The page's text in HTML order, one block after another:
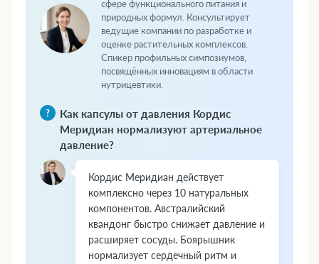
сфере функционального питания и
природных формул. Консультирует
ведущие компании по разработке и
оценке растительных комплексов.
Спикер профильных симпозиумов,
посвящённых инновациям в области
нутрицевтики.
Как капсулы от давления Кордис
Меридиан нормализуют артериальное
давление?
Кордис Меридиан действует
комплексно через 10 натуральных
компонентов. Австралийский
квандонг быстро снижает давление и
расширяет сосуды. Боярышник
нормализует сердечный ритм и